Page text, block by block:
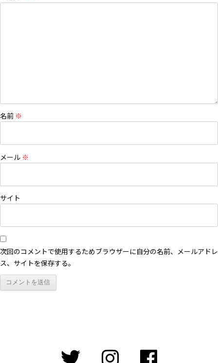
名前 ※
メール ※
サイト
次回のコメントで使用するためブラウザーに自分の名前、メールアドレ
ス、サイトを保存する。